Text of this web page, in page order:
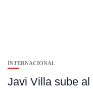
INTERNACIONAL
Javi Villa sube